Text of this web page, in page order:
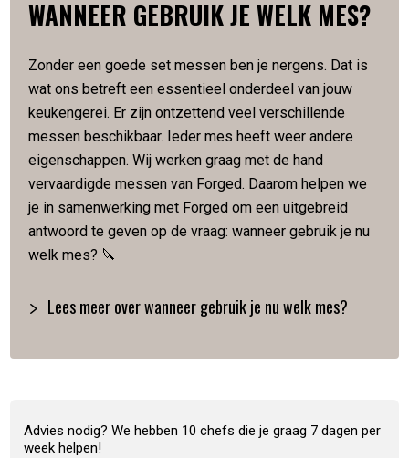
het smeedwerk zichtbaar en zorgt voor de uitstraling waar
uniek in afwerking en afmeting. Opvallen is gegarandeerd
met de Brute serie.
SPECIFICATIES
Vervaardigd van Japans staal
Hardheid van 58 Rockwell
Lemmetlengte is 16 cm
Lemmetdikte is 2 mm
Slijphoek van 18 graden
Met de hand gesmeed
WANNEER GEBRUIK JE WELK MES?
Zonder een goede set messen ben je nergens. Dat is
wat ons betreft een essentieel onderdeel van jouw
keukengerei. Er zijn ontzettend veel verschillende
messen beschikbaar. Ieder mes heeft weer andere
eigenschappen. Wij werken graag met de hand
vervaardigde messen van Forged. Daarom helpen we
je in samenwerking met Forged om een uitgebreid
antwoord te geven op de vraag: wanneer gebruik je nu
welk mes? 🔪
Lees meer over wanneer gebruik je nu welk mes?
Advies nodig? We hebben 10 chefs die je graag 7 dagen per
week helpen!